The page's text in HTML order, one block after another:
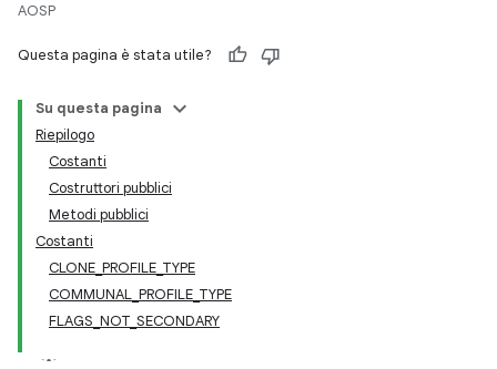
AOSP
Questa pagina è stata utile?
Su questa pagina
Riepilogo
Costanti
Costruttori pubblici
Metodi pubblici
Costanti
CLONE_PROFILE_TYPE
COMMUNAL_PROFILE_TYPE
FLAGS_NOT_SECONDARY